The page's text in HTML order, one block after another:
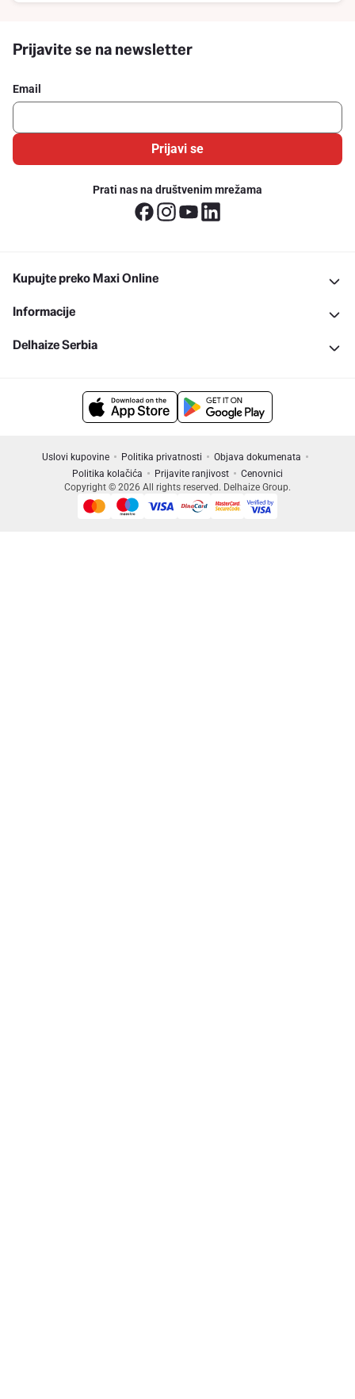
Prijavite se na newsletter
Email
Prijavi se
Prati nas na društvenim mrežama
Kupujte preko Maxi Online
Informacije
Delhaize Serbia
Uslovi kupovine Politika privatnosti
Objava dokumenata
Politika kolačića
Prijavite ranjivost
Cenovnici
Copyright © 2026 All rights reserved. Delhaize Group.